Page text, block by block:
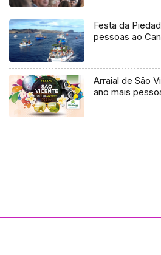
Festa da
pessoas ao
Arraial de São
ano mais